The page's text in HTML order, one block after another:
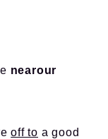
nearour
off to a good